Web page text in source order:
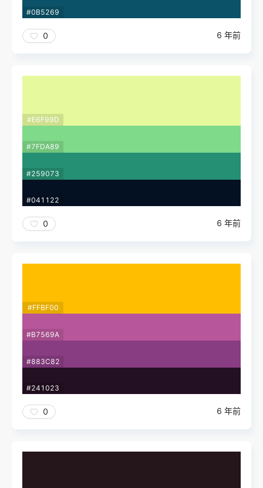
#0B5269
0 6 年前
#E6F99D
#7FDA89
#259073
#041122
0 6 年前
#FFBF00
#B7569A
#883C82
#241023
0 6 年前